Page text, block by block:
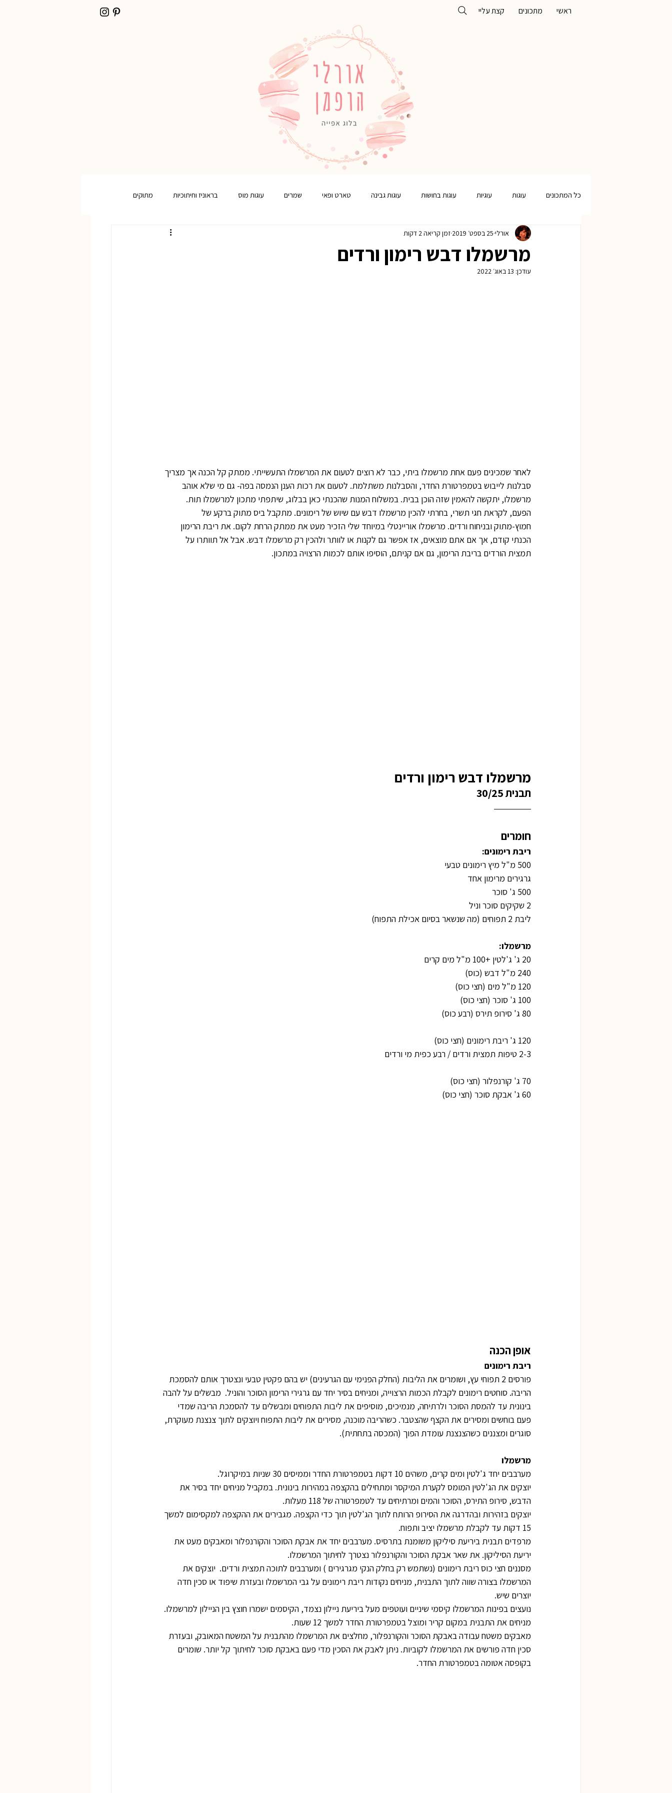
ראשי מתכונים קצת עליי
כל המתכונים עוגות עוגיות עוגות בחושות עוגות גבינה טארט ופאי שמרים עוגות מוס בראוניז וחיתוכיות מתוקים
חנוכה פורים פסח ללא גלוטן
מרשמלו דבש רימון ורדים
אורלי 25 בספט׳ 2019 זמן קריאה 2 דקות
עודכן: 13 באוג׳ 2022
לאחר שמכינים פעם אחת מרשמלו ביתי, כבר לא רוצים לטעום את המרשמלו התעשייתי. ממתק קל הכנה אך מצריך
סבלנות לייבוש בטמפרטורת החדר, והסבלנות משתלמת. לטעום את רכות הענן הנמסה בפה- גם מי שלא אוהב
מרשמלו, יתקשה להאמין שזה הוכן בבית. במשלוח המנות שהכנתי כאן בבלוג, שיתפתי מתכון למרשמלו תות.
הפעם, לקראת חגי תשרי, בחרתי להכין מרשמלו דבש עם שיוש של רימונים. מתקבל ביס מתוק ברקע של
חמוץ-מתוק ובניחוח ורדים. מרשמלו אוריינטלי במיוחד שלי הזכיר מעט את ממתק הרחת לקום. את ריבת הרימון
הכנתי קודם, אך אם אתם מוצאים, אז אפשר גם לקנות או לוותר ולהכין רק מרשמלו דבש. אבל אל תוותרו על
תמצית הורדים בריבת הרימון, גם אם קניתם, הוסיפו אותם לכמות הרצויה במתכון.
מרשמלו דבש רימון ורדים
תבנית 30/25
חומרים
ריבת רימונים:
500 מ"ל מיץ רימונים טבעי
גרגירים מרימון אחד
500 ג' סוכר
2 שקיקים סוכר וניל
ליבת 2 תפוחים (מה שנשאר בסיום אכילת התפוח)
מרשמלו:
20 ג' ג'לטין +100 מ"ל מים קרים
240 מ"ל דבש (כוס)
120 מ"ל מים (חצי כוס)
100 ג' סוכר (חצי כוס)
80 ג' סירופ תירס (רבע כוס)
120 ג' ריבת רימונים (חצי כוס)
2-3 טיפות תמצית ורדים / רבע כפית מי ורדים
70 ג' קורנפלור (חצי כוס)
60 ג' אבקת סוכר (חצי כוס)
אופן הכנה
ריבת רימונים
פורסים 2 תפוחי עץ, ושומרים את הליבות (החלק הפנימי עם הגרעינים) יש בהם פקטין טבעי ונצטרך אותם להסמכת
הריבה. סוחטים רימונים לקבלת הכמות הרצוייה, ומניחים בסיר יחד עם גרגירי הרימון הסוכר והוניל.  מבשלים על להבה
בינונית עד להמסת הסוכר ולרתיחה, מנמיכים, מוסיפים את ליבות התפוחים ומבשלים עד להסמכת הריבה שמדי
פעם בוחשים ומסירים את הקצף שהצטבר. כשהריבה מוכנה, מסירים את ליבות התפוח ויוצקים לתוך צנצנת מעוקרת,
סוגרים ומצננים כשהצנצנת עומדת הפוך (המכסה בתחתית).
מרשמלו
מערבבים יחד ג'לטין ומים קרים, משהים 10 דקות בטמפרטורת החדר וממיסים 30 שניות במיקרוגל.
יוצקים את הג'לטין המומס לקערת המיקסר ומתחילים בהקצפה במהירות בינונית. במקביל מניחים יחד בסיר את
הדבש, סירופ התירס, הסוכר והמים ומרתיחים עד לטמפרטורה של 118 מעלות.
יוצקים בזהירות ובהדרגה את הסירופ הרותח לתוך הג'לטין תוך כדי הקצפה. מגבירים את ההקצפה למקסימום למשך
15 דקות עד לקבלת מרשמלו יציב ותפוח.
מרפדים תבנית ביריעת סיליקון משומנת בתרסיס. מערבבים יחד את אבקת הסוכר והקורנפלור ומאבקים מעט את
יריעת הסיליקון. את שאר אבקת הסוכר והקורנפלור נצטרך לחיתוך המרשמלו.
מסננים חצי כוס ריבת רימונים (נשתמש רק בחלק הנקי מגרגירים ) ומערבבים לתוכה תמצית ורדים.  יוצקים את
המרשמלו בצורה שווה לתוך התבנית, מניחים נקודות ריבת רימונים על גבי המרשמלו ובעזרת שיפוד או סכין חדה
יוצרים שיש.
נועצים בפינות המרשמלו קיסמי שיניים ועוטפים מעל ביריעת ניילון נצמד, הקיסמים ישמרו חוצץ בין הניילון למרשמלו.
מניחים את התבנית במקום קריר ומוצל בטמפרטורת החדר למשך 12 שעות.
מאבקים משטח עבודה באבקת הסוכר והקורנפלור, מחלצים את המרשמלו מהתבנית על המשטח המאובק, ובעזרת
סכין חדה פורשים את המרשמלו לקוביות. ניתן לאבק את הסכין מדי פעם באבקת סוכר לחיתוך קל יותר. שומרים
בקופסה אטומה בטמפרטורת החדר.